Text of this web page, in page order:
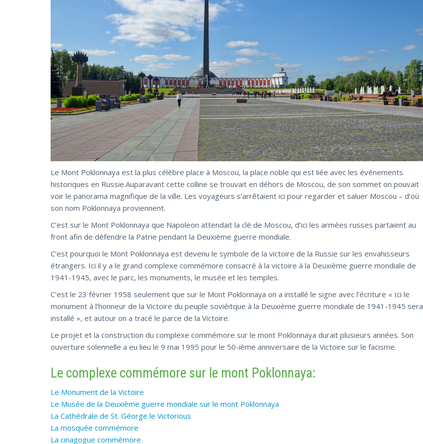
Le Mont Poklonnaya est la plus célèbre place à Moscou, la place noble qui est liée avec les événements
historiques en Russie.Auparavant cette colline se trouvait en déhors de Moscou, de son sommet on pouvait
voir le panorama magnifique de la ville. Les voyageurs s’arrêtaient ici pour regarder et saluer Moscou – d’où
son nom Poklonnaya proviennent.
C’est sur le Mont Poklonnaya que Napoleon attendait la clé de Moscou, d’ici les armées russes partaient au
front afin de défendre la Patrie pendant la Deuxième guerre mondiale.
C’est pourquoi le Mont Poklonnaya est devenu le symbole de la victoire de la Russie sur les envahisseurs
étrangers. Ici il y a le grand complexe commémore consacré à la victoire à la Deuxième guerre mondiale de
1941-1945, avec le parc, les monuments, le musée et les temples.
C’est le 23 février 1958 seulement que sur le Mont Poklonnaya on a installé le signe avec l’écriture « Ici le
monument à l’honneur de la Victoire du peuple soviéitque à la Deuxième guerre mondiale de 1941-1945 sera
installé », et autour on a tracé le parce de la Victoire.
Le projet et la construction du complexe commémore sur le mont Poklonnaya durait plusieurs années. Son
ouverture solennelle a eu lieu le 9 mai 1995 pour le 50-ième anniversaire de la Victoire sur le facisme.
Le complexe commémore sur le mont Poklonnaya:
Le Monument de la Victoire
Le Musée de la Deuxième guerre mondiale sur le mont Poklonnaya
La Cathédrale de St. Géorge le Victorious
La mosquée commémore
La cinagogue commémore